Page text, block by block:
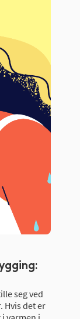
seg ved
Hvis det er